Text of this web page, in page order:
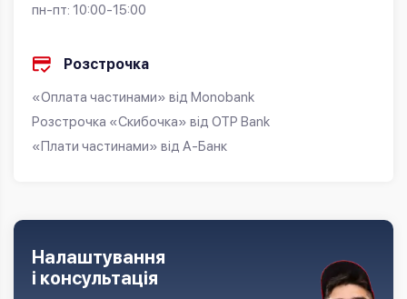
пн-пт: 10:00-15:00
Розстрочка
«Оплата частинами» від Monobank
Розстрочка «Скибочка» від OTP Bank
«Плати частинами» від А-Банк
Налаштування
і консультація